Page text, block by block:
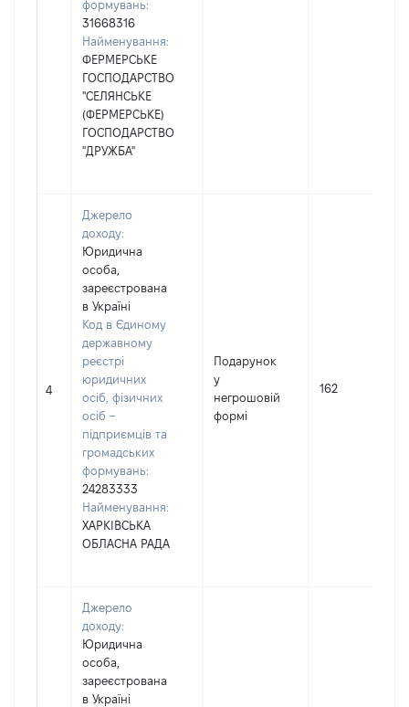
формувань:
31668316
Найменування:
ФЕРМЕРСЬКЕ
ГОСПОДАРСТВО
"СЕЛЯНСЬКЕ
(ФЕРМЕРСЬКЕ)
ГОСПОДАРСТВО
"ДРУЖБА"
4
Джерело
доходу:
Юридична
особа,
зареєстрована
в Україні
Код в Єдиному
державному
реєстрі
юридичних
осіб, фізичних
осіб –
підприємців та
громадських
формувань:
24283333
Найменування:
ХАРКІВСЬКА
ОБЛАСНА РАДА
Подарунок
у
негрошовій
формі
162
Джерело
доходу:
Юридична
особа,
зареєстрована
в Україні